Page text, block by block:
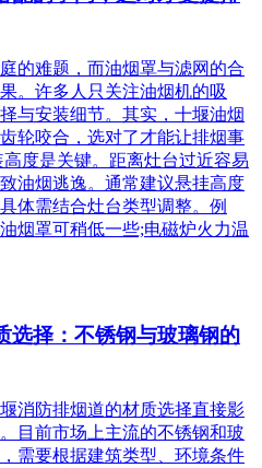
的难题，而油烟罩与滤网的合
。许多人只关注油烟机的吸
与安装细节。其实，十堰油烟
轮咬合，选对了才能让排烟事
度是关键。距离灶台过近容易
油烟逃逸。通常建议悬挂高度
体需结合灶台类型调整。例
烟罩可稍低一些;电磁炉火力温
选择：不锈钢与玻璃钢的
消防排烟道的材质选择直接影
目前市场上主流的不锈钢和玻
需要根据建筑类型、环境条件